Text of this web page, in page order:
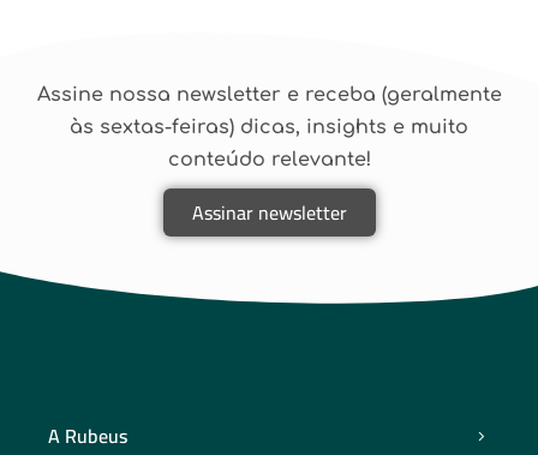
Assine nossa newsletter e receba (geralmente
às sextas-feiras) dicas, insights e muito
conteúdo relevante!
Assinar newsletter
A Rubeus